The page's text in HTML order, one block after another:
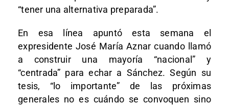
“tener una alternativa preparada”.
En esa línea apuntó esta semana el
expresidente José María Aznar cuando llamó
a construir una mayoría “nacional” y
“centrada” para echar a Sánchez. Según su
tesis, “lo importante” de las próximas
generales no es cuándo se convoquen sino